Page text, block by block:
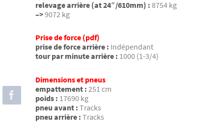
relevage arrière (at 24″/610mm) : 8754 kg
–>9072 kg
Prise de force (pdf)
prise de force arrière : Indépendant
tour par minute arrière : 1000 (1-3/4)
Dimensions et pneus
empattement : 251 cm
poids : 17690 kg
pneu avant : Tracks
pneu arrière : Tracks